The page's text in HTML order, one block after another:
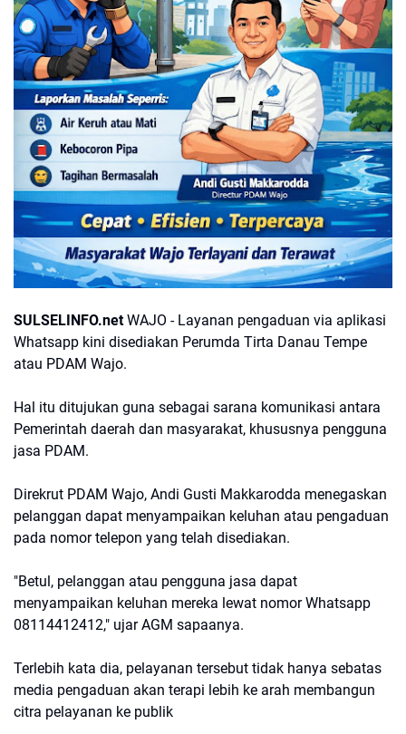
SULSELINFO.netWAJO - Layanan pengaduan via aplikasi
Whatsapp kini disediakan Perumda Tirta Danau Tempe
atau PDAM Wajo.
Hal itu ditujukan guna sebagai sarana komunikasi antara
Pemerintah daerah dan masyarakat, khususnya pengguna
jasa PDAM.
Direkrut PDAM Wajo, Andi Gusti Makkarodda menegaskan
pelanggan dapat menyampaikan keluhan atau pengaduan
pada nomor telepon yang telah disediakan.
"Betul, pelanggan atau pengguna jasa dapat
menyampaikan keluhan mereka lewat nomor Whatsapp
08114412412," ujar AGM sapaanya.
Terlebih kata dia, pelayanan tersebut tidak hanya sebatas
media pengaduan akan terapi lebih ke arah membangun
citra pelayanan ke publik